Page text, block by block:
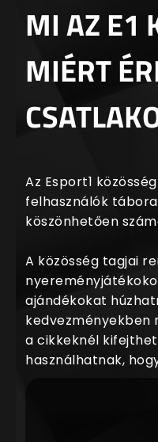
MI AZ E1
MIÉRT
Az Esport1
felhasználók
köszönhetően
A közösség tagjai
ajándékokat
kedvezményekben
a cikkeknél
használhatnak,